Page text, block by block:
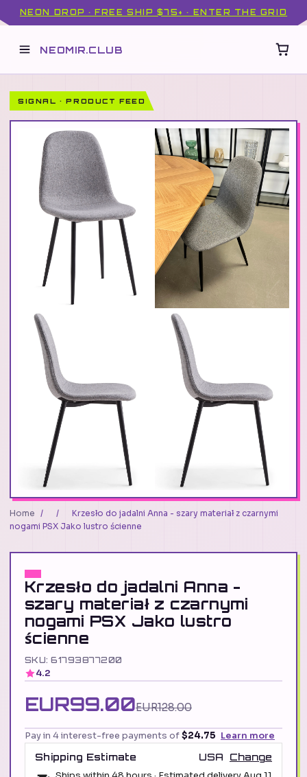
NEON DROP · FREE SHIP $75+ · ENTER THE GRID
NEOMIR.CLUB
SIGNAL · PRODUCT FEED
Home / /
Krzesło do jadalni Anna - szary materiał z czarnymi
nogami PSX Jako lustro ścienne
Krzesło do jadalni Anna -
szary materiał z czarnymi
nogami PSX Jako lustro
ścienne
SKU: 61793877200
4.2
EUR99.00EUR128.00
Pay in 4 interest-free payments of$24.75 Learn more
Shipping Estimate
USA
Change